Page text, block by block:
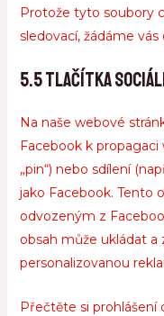
Protože tyto soubory
sledovací, žádáme vás
5.5 Tlačítka
Na naše webové
Facebook k propagaci
„pin“) nebo sdílení
jako Facebook. Tento
odvozeným z
obsah může ukládat
personalizovanou
Přečtěte si prohlášení